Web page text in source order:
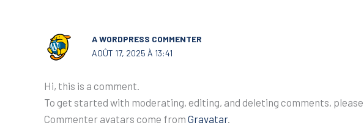
A WORDPRESS COMMENTER
AOÛT 17, 2025 À 13:41
Hi, this is a comment.
To get started with moderating, editing, and deleting comments,
Commenter avatars come from Gravatar.